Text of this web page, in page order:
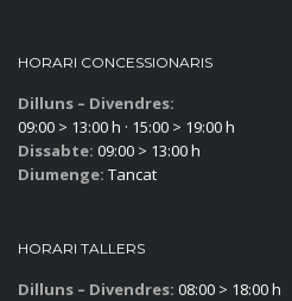
HORARI CONCESSIONARIS
Dilluns – Divendres:
09:00 > 13:00 h · 15:00 > 19:00 h
Dissabte: 09:00 > 13:00 h
Diumenge: Tancat
HORARI TALLERS
Dilluns – Divendres: 08:00 > 18:00 h